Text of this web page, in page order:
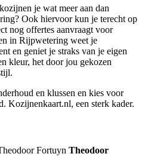
je wat meer aan dan
Ook hiervoor kun je terecht op
nog offertes aanvraagt voor
in Rijpwetering weet je
en geniet je straks van je eigen
kleur, het door jou gekozen
en klussen en kies voor
Kozijnenkaart.nl, een sterk kader.
Theodoor